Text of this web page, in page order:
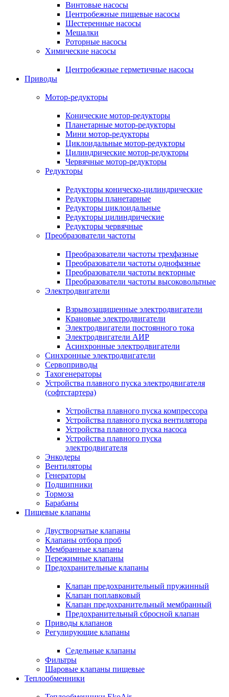
Винтовые насосы
Центробежные пищевые насосы
Шестеренные насосы
Мешалки
Роторные насосы
Химические насосы
Центробежные герметичные насосы
Приводы
Мотор-редукторы
Конические мотор-редукторы
Планетарные мотор-редукторы
Мини мотор-редукторы
Циклоидальные мотор-редукторы
Цилиндрические мотор-редукторы
Червячные мотор-редукторы
Редукторы
Редукторы коническо-цилиндрические
Редукторы планетарные
Редукторы циклоидальные
Редукторы цилиндрические
Редукторы червячные
Преобразователи частоты
Преобразователи частоты трехфазные
Преобразователи частоты однофазные
Преобразователи частоты векторные
Преобразователи частоты высоковольтные
Электродвигатели
Взрывозащищенные электродвигатели
Крановые электродвигатели
Электродвигатели постоянного тока
Электродвигатели АИР
Асинхронные электродвигатели
Синхронные электродвигатели
Сервоприводы
Тахогенераторы
Устройства плавного пуска электродвигателя
(софтстартера)
Устройства плавного пуска компрессора
Устройства плавного пуска вентилятора
Устройства плавного пуска насоса
Устройства плавного пуска
электродвигателя
Энкодеры
Вентиляторы
Генераторы
Подшипники
Тормоза
Барабаны
Пищевые клапаны
Двустворчатые клапаны
Клапаны отбора проб
Мембранные клапаны
Пережимные клапаны
Предохранительные клапаны
Клапан предохранительный пружинный
Клапан поплавковый
Клапан предохранительный мембранный
Предохранительный сбросной клапан
Приводы клапанов
Регулирующие клапаны
Седельные клапаны
Фильтры
Шаровые клапаны пищевые
Теплообменники